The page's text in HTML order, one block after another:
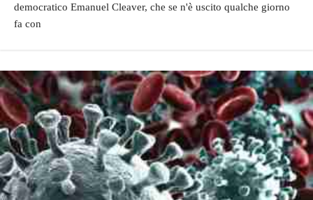
democratico Emanuel Cleaver, che se n'è uscito qualche giorno
fa con